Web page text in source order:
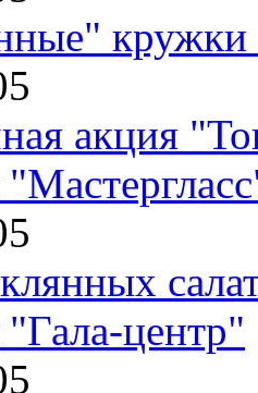
кружки
акция
центр"